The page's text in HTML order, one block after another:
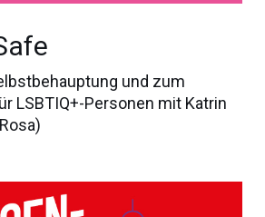
und zum
LSBTIQ+-Personen mit Katrin